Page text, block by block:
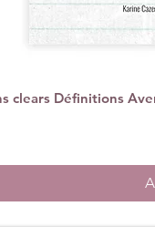
clears Définitions